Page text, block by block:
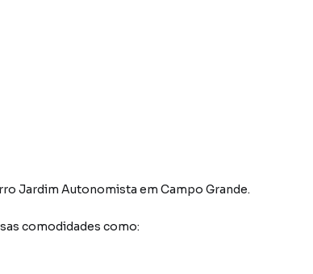
Jardim Autonomista em Campo Grande.
comodidades como: